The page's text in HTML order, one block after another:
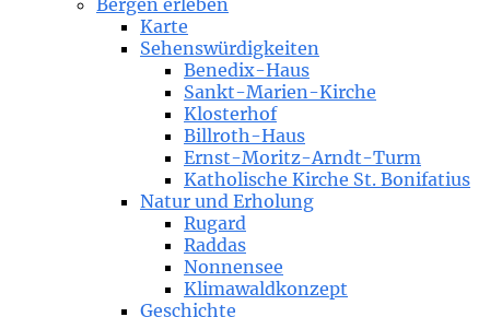
Bergen erleben
Karte
Sehenswürdigkeiten
Benedix-Haus
Sankt-Marien-Kirche
Klosterhof
Billroth-Haus
Ernst-Moritz-Arndt-Turm
Katholische Kirche St. Bonifatius
Natur und Erholung
Rugard
Raddas
Nonnensee
Klimawaldkonzept
Geschichte